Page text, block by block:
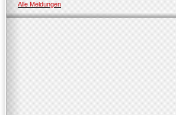
Alle Meldungen